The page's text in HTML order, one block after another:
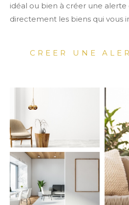
idéal ou bien à créer une
directement les biens qui vous
CREER UNE